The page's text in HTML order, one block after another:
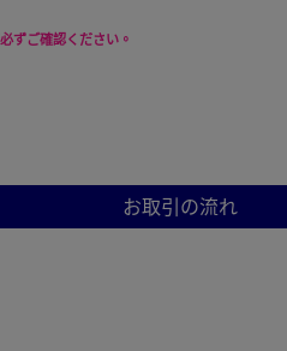
ずご確認ください。
お取引の流れ